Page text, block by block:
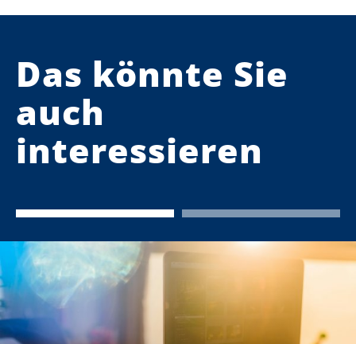
Das könnte Sie
auch
interessieren